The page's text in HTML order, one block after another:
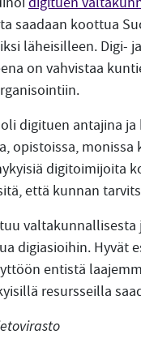
saadaan koottua
läheisilleen. Digi-
on vahvistaa
digituen antajina
opistoissa,
digitoimijoita
että kunnan
digiasioihin. Hyvät
entistä
resursseilla